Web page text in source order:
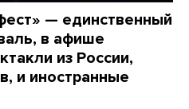
— единственный
в афише
из России,
и иностранные